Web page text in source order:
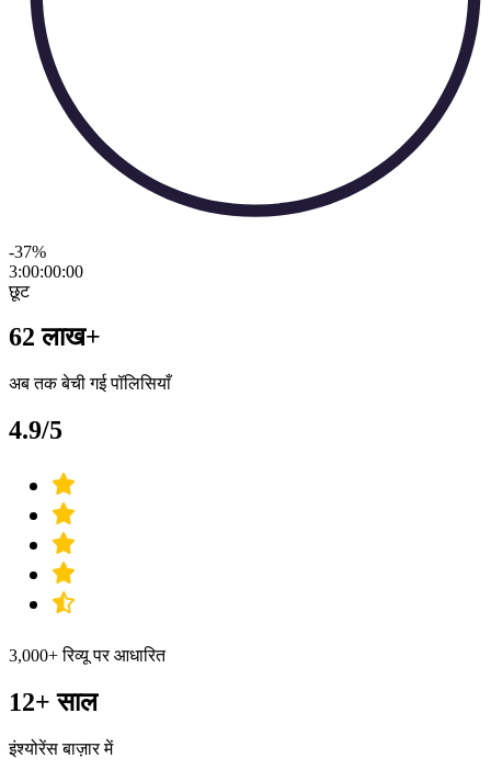
-37%
3:00:00:00
छूट
62 लाख+
अब तक बेची गई पॉलिसियाँ
4.9/5
3,000+ रिव्यू पर आधारित
12+ साल
इंश्योरेंस बाज़ार में